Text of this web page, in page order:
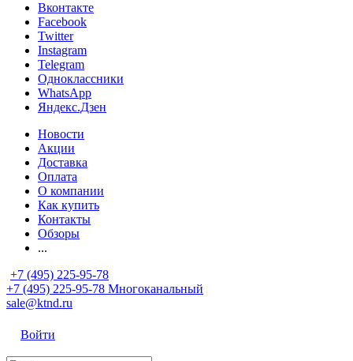
Вконтакте
Facebook
Twitter
Instagram
Telegram
Одноклассники
WhatsApp
Яндекс.Дзен
Новости
Акции
Доставка
Оплата
О компании
Как купить
Контакты
Обзоры
...
+7 (495) 225-95-78
+7 (495) 225-95-78 Многоканальный
sale@ktnd.ru
Войти